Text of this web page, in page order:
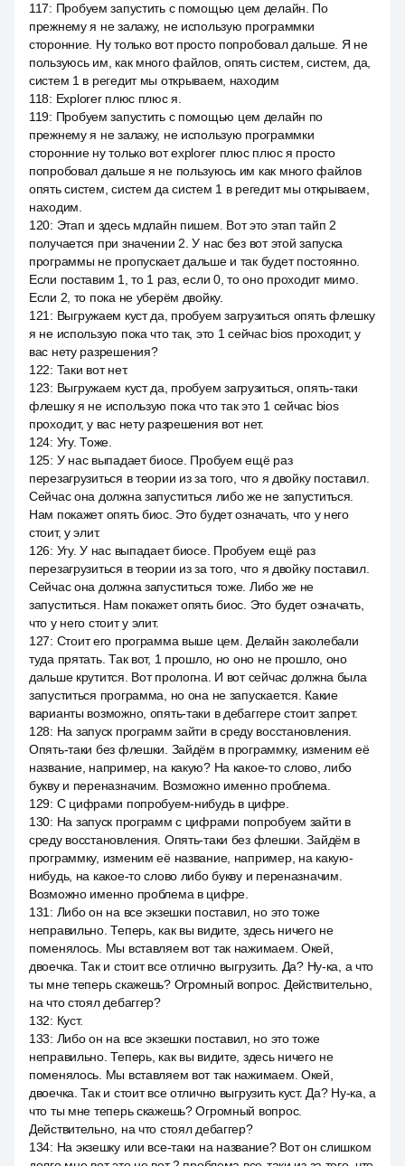
117: Пробуем запустить с помощью цем делайн. По
прежнему я не залажу, не использую программки
сторонние. Ну только вот просто попробовал дальше. Я не
пользуюсь им, как много файлов, опять систем, систем, да,
систем 1 в регедит мы открываем, находим
118: Explorer плюс плюс я.
119: Пробуем запустить с помощью цем делайн по
прежнему я не залажу, не использую программки
сторонние ну только вот explorer плюс плюс я просто
попробовал дальше я не пользуюсь им как много файлов
опять систем, систем да систем 1 в регедит мы открываем,
находим.
120: Этап и здесь мдлайн пишем. Вот это этап тайп 2
получается при значении 2. У нас без вот этой запуска
программы не пропускает дальше и так будет постоянно.
Если поставим 1, то 1 раз, если 0, то оно проходит мимо.
Если 2, то пока не уберём двойку.
121 : Выгружаем куст да, пробуем загрузиться опять флешку
я не использую пока что так, это 1 сейчас bios проходит, у
вас нету разрешения?
122: Таки вот нет.
123: Выгружаем куст да, пробуем загрузиться, опять-таки
флешку я не использую пока что так это 1 сейчас bios
проходит, у вас нету разрешения вот нет.
124: Угу. Тоже.
125: У нас выпадает биосе. Пробуем ещё раз
перезагрузиться в теории из за того, что я двойку поставил.
Сейчас она должна запуститься либо же не запуститься.
Нам покажет опять биос. Это будет означать, что у него
стоит, у элит.
126: Угу. У нас выпадает биосе. Пробуем ещё раз
перезагрузиться в теории из за того, что я двойку поставил.
Сейчас она должна запуститься тоже. Либо же не
запуститься. Нам покажет опять биос. Это будет означать,
что у него стоит у элит.
127: Стоит его программа выше цем. Делайн заколебали
туда прятать. Так вот, 1 прошло, но оно не прошло, оно
дальше крутится. Вот прологна. И вот сейчас должна была
запуститься программа, но она не запускается. Какие
варианты возможно, опять-таки в дебаггере стоит запрет.
128: На запуск программ зайти в среду восстановления.
Опять-таки без флешки. Зайдём в программку, изменим её
название, например, на какую? На какое-то слово, либо
букву и переназначим. Возможно именно проблема.
129: С цифрами попробуем-нибудь в цифре.
130: На запуск программ с цифрами попробуем зайти в
среду восстановления. Опять-таки без флешки. Зайдём в
программку, изменим её название, например, на какую-
нибудь, на какое-то слово либо букву и переназначим.
Возможно именно проблема в цифре.
131 : Либо он на все экзешки поставил, но это тоже
неправильно. Теперь, как вы видите, здесь ничего не
поменялось. Мы вставляем вот так нажимаем. Окей,
двоечка. Так и стоит все отлично выгрузить. Да? Ну-ка, а что
ты мне теперь скажешь? Огромный вопрос. Действительно,
на что стоял дебаггер?
132: Куст.
133: Либо он на все экзешки поставил, но это тоже
неправильно. Теперь, как вы видите, здесь ничего не
поменялось. Мы вставляем вот так нажимаем. Окей,
двоечка. Так и стоит все отлично выгрузить куст. Да? Ну-ка, а
что ты мне теперь скажешь? Огромный вопрос.
Действительно, на что стоял дебаггер?
134: На экзешку или все-таки на название? Вот он слишком